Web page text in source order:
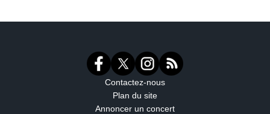
Contactez-nous
Plan du site
Annoncer un concert